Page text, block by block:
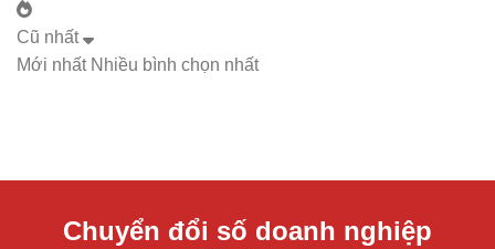
Cũ nhất
Mới nhất Nhiều bình chọn nhất
Chuyển đổi số doanh nghiệp